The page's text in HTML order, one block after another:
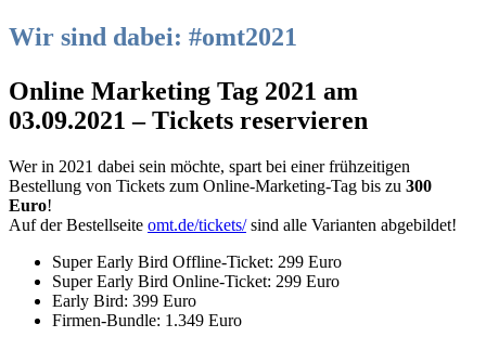
Wir sind dabei: #omt2021
Online Marketing Tag 2021 am
03.09.2021 – Tickets reservieren
Wer in 2021 dabei sein möchte, spart bei einer frühzeitigen
Bestellung von Tickets zum Online-Marketing-Tag bis zu 300
Euro!
Auf der Bestellseite omt.de/tickets/sind alle Varianten abgebildet!
Super Early Bird Offline-Ticket: 299 Euro
Super Early Bird Online-Ticket: 299 Euro
Early Bird: 399 Euro
Firmen-Bundle: 1.349 Euro